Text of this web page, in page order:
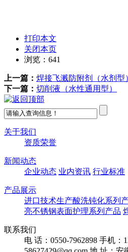
打印本文
关闭本页
浏览： 641
上一篇： 焊接飞溅防附剂（水剂型
下一篇： 切削液（水性通用型）
关于我们
资质荣誉
新闻动态
企业动态 业内资讯 行业标准
产品展示
进口技术生产酸洗钝化系列
亮不锈钢表面护理系列产品
联系我们
电 话：0550-7962898 手机：